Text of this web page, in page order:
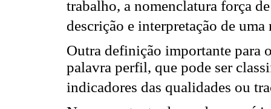
trabalho, a nomenclatura força
descrição e interpretação de
Outra definição importante para
palavra perfil, que pode ser
indicadores das qualidades ou